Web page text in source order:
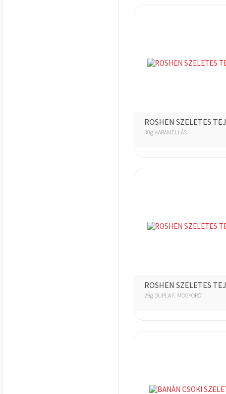
ROSHEN SZELETES TEJ
30g KARAMELLÁS
ROSHEN SZELETES TEJ
29g DUPLA F. MOGYORÓ